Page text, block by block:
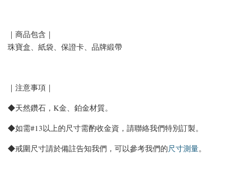
｜商品包含｜
珠寶盒、紙袋、保證卡、品牌緞帶
｜注意事項｜
◆天然鑽石，K金、鉑金材質。
◆如需#13以上的尺寸需酌收金資，請聯絡我們特別訂製。
◆戒圍尺寸請於備註告知我們，可以參考我們的尺寸測量。